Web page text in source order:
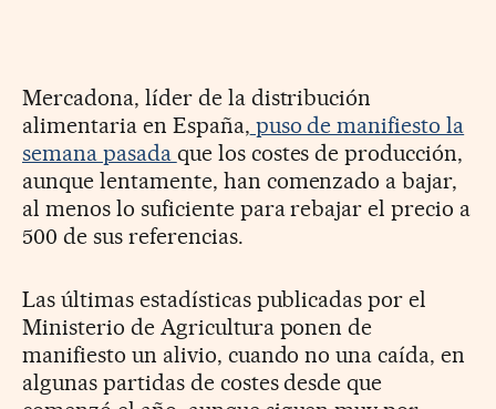
Mercadona, líder de la distribución
alimentaria en España, puso de manifiesto la
semana pasada que los costes de producción,
aunque lentamente, han comenzado a bajar,
al menos lo suficiente para rebajar el precio a
500 de sus referencias.
Las últimas estadísticas publicadas por el
Ministerio de Agricultura ponen de
manifiesto un alivio, cuando no una caída, en
algunas partidas de costes desde que